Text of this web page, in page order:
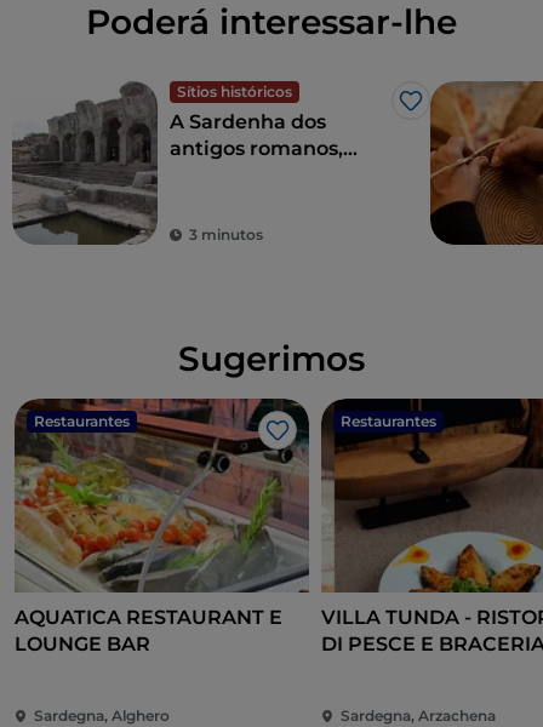
Poderá interessar-lhe
Sítios históricos
Gosto
A Sardenha dos
antigos romanos,
colónias
3 minutos
Sugerimos
Restaurantes
Gosto
AQUATICA RESTAURANT E
LOUNGE BAR
Sardegna, Alghero
Restaurantes
VILLA TUNDA -
DI PESCE E
Sardegna, Arzachena